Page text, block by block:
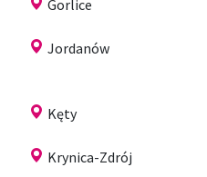
Gorlice
Jordanów
Kęty
Krynica-Zdrój